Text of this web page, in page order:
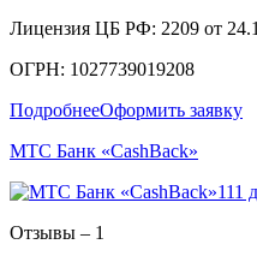
Лицензия ЦБ РФ: 2209 от
ОГРН: 1027739019208
ПодробнееОформить заявку
МТС Банк «CashBack»
111
Отзывы – 1